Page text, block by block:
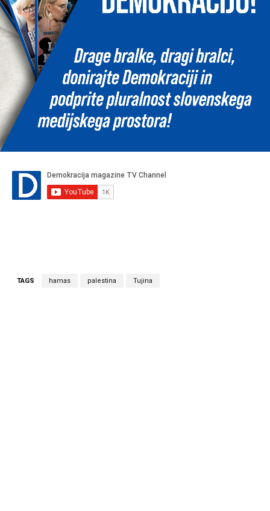
TAGS hamas palestina Tujina